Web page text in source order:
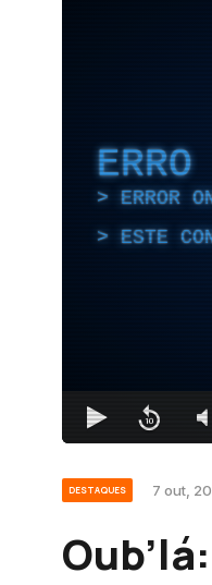
ERRO
ERROR
ESTE
DESTAQUES 7 out,